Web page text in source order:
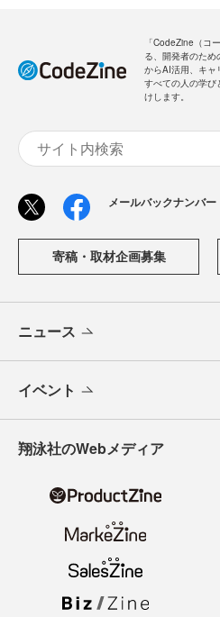
「CodeZine（コ
る、開発者のた
からAI活用、キャ
すべての人の学び
けします。
メールバックナンバー
寄稿・取材企画募集
ニュース
イベント
翔泳社のWebメディア